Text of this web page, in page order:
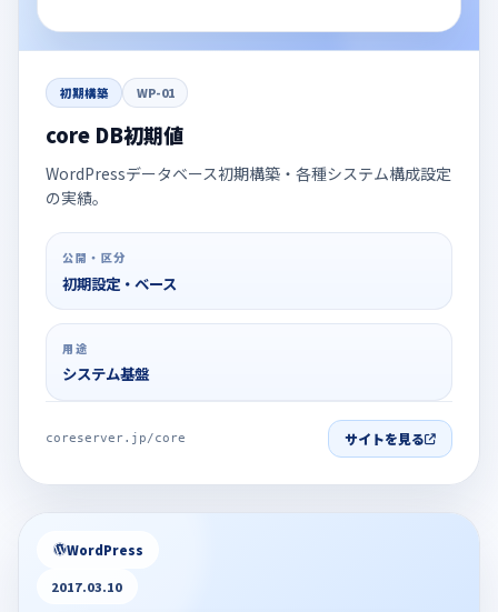
初期構築 WP-01
core DB初期値
WordPressデータベース初期構築・各種システム構成設定
の実績。
公開・区分
初期設定・ベース
用途
システム基盤
coreserver.jp/core サイトを見る
WordPress
2017.03.10